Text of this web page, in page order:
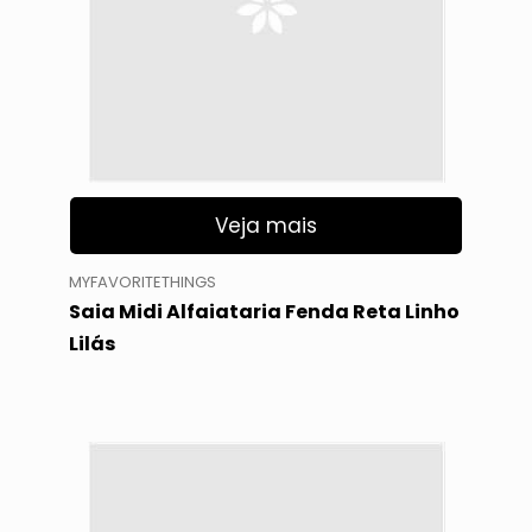
Veja mais
MYFAVORITETHINGS
Saia Midi Alfaiataria Fenda Reta Linho
Lilás